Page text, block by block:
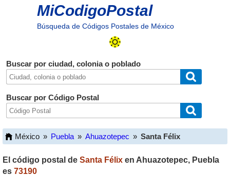
MiCodigoPostal
Búsqueda de Códigos Postales de México
Buscar por ciudad, colonia o poblado
Buscar por Código Postal
México » Puebla » Ahuazotepec » Santa Félix
El código postal de Santa Félix en Ahuazotepec, Puebla
es 73190